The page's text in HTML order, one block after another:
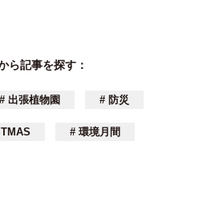
ら記事を探す：
# 出張植物園 # 防災
# 環境月間